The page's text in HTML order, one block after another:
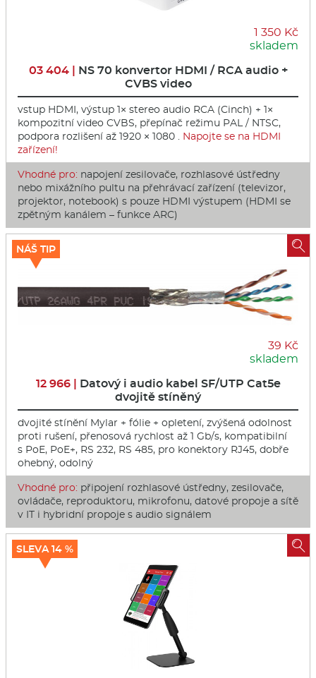
1 350 Kč
skladem
03 404 | NS 70 konvertor HDMI / RCA audio +
CVBS video
vstup HDMI, výstup 1× stereo audio RCA (Cinch) + 1×
kompozitní video CVBS, přepínač režimu PAL / NTSC,
podpora rozlišení až 1920 × 1080 . Napojte se na HDMI
zařízení!
Vhodné pro: napojení zesilovače, rozhlasové ústředny
nebo mixážního pultu na přehrávací zařízení (televizor,
projektor, notebook) s pouze HDMI výstupem (HDMI se
zpětným kanálem – funkce ARC)
39 Kč
skladem
12 966 | Datový i audio kabel SF/UTP Cat5e
dvojitě stíněný
dvojité stínění Mylar + fólie + opletení, zvýšená odolnost
proti rušení, přenosová rychlost až 1 Gb/s, kompatibilní
s PoE, PoE+, RS 232, RS 485, pro konektory RJ45, dobře
ohebný, odolný
Vhodné pro: připojení rozhlasové ústředny, zesilovače,
ovládače, reproduktoru, mikrofonu, datové propoje a sítě
v IT i hybridní propoje s audio signálem
NÁŠ TIP 
SLEVA 14 % 